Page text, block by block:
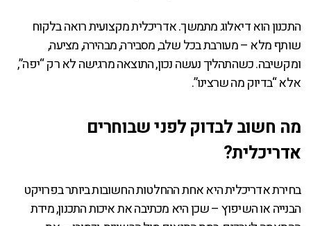
התכנון הוא דיאלוג מתמשך. אדריכלית מקצועית רואה בלקוח
שותף מלא – מעורבת בכל שלב, מסבירה, מבהירה, מציעה,
ומקשיבה. כשהתהליך נעשה נכון, התוצאה מרגישה לא רק “יפה”,
אלא “בדיוק מה שרצינו”.
מה חשוב לבדוק לפני שבוחרים
אדריכלית?
בחירת אדריכלית היא אחת ההחלטות החשובות ביותר בפרויקט
הבנייה או השיפוץ – שכן היא מכתיבה את איכות התכנון, מידת